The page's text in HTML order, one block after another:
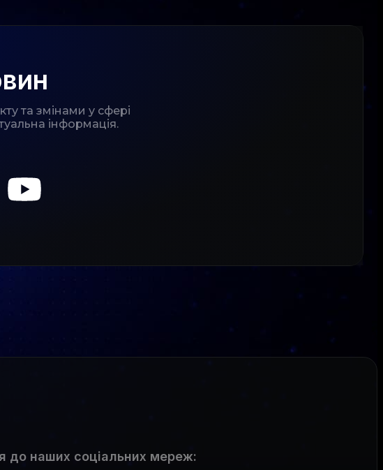
та змінами у сфері
інформація.
до наших соціальних мереж: